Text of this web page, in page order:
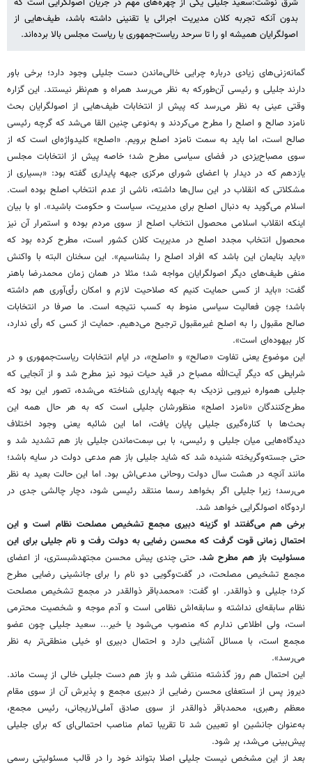
بدون آنکه تجربه کلان مدیریت اجرائی یا تقنینی داشته باشد، طیف‌هایی از
اصولگرایان همیشه او را تا سرحد ریاست‌جمهوری یا ریاست مجلس بالا برده‌اند.
گمانه‌زنی‌های زیادی درباره چرایی خالی‌ماندن دست جلیلی وجود دارد؛ برخی باور
دارند جلیلی و رئیسی آن‌طورکه به نظر می‌رسد همراه و هم‌نظر نیستند. این گزاره
وقتی عینی به نظر می‌رسد که پیش از انتخابات طیف‌هایی از اصولگرایان بحث
نامزد صالح و اصلح را مطرح می‌کردند و به‌نوعی چنین القا می‌شد که گرچه رئیسی
صالح است، اما باید به سمت نامزد اصلح برویم. «اصلح» کلیدواژه‌ای است که از
سوی مصباح‌یزدی در فضای سیاسی مطرح شد؛ خاصه پیش از انتخابات مجلس
یازدهم که در دیدار با اعضای شورای مرکزی جبهه پایداری گفته بود: «بسیاری از
مشکلاتی که انقلاب در این سال‌ها داشته، ناشی از عدم انتخاب اصلح بوده است.
اسلام می‌گوید به دنبال اصلح برای مدیریت، سیاست و حکومت باشید». او با بیان
اینکه انقلاب اسلامی محصول انتخاب اصلح از سوی مردم بوده و استمرار آن نیز
محصول انتخاب مجدد اصلح در مدیریت کلان کشور است، مطرح کرده بود که
«باید بنایمان این باشد که افراد اصلح را بشناسیم». این سخنان البته با واکنش
منفی طیف‌های دیگر اصولگرایان مواجه شد؛ مثلا در همان زمان محمدرضا باهنر
گفت: «باید از کسی حمایت کنیم که صلاحیت لازم و امکان رأی‌آوری هم داشته
باشد؛ چون فعالیت سیاسی منوط به کسب نتیجه است. ما صرفا در انتخابات
صالح مقبول را به اصلح غیرمقبول ترجیح می‌دهیم. حمایت از کسی که رأی ندارد،
کار بیهوده‌ای است».
این موضوع یعنی تفاوت «صالح» و «اصلح»، در ایام انتخابات ریاست‌جمهوری و در
شرایطی که دیگر آیت‌الله مصباح در قید حیات نبود نیز مطرح شد و از آنجایی که
جلیلی همواره نیرویی نزدیک به جبهه پایداری شناخته می‌شده، تصور این بود که
مطرح‌کنندگان «نامزد اصلح» منظورشان جلیلی است که به هر حال همه این
بحث‌ها با کناره‌گیری جلیلی پایان یافت، اما این شائبه یعنی وجود اختلاف
دیدگاه‌هایی میان جلیلی و رئیسی، با بی سِمت‌ماندن جلیلی باز هم تشدید شد و
حتی جسته‌وگریخته شنیده شد که شاید جلیلی باز هم مدعی دولت در سایه باشد؛
مانند آنچه در هشت‌ سال دولت روحانی مدعی‌اش بود. اما این حالت بعید به نظر
می‌رسد؛ زیرا جلیلی اگر بخواهد رسما منتقد رئیسی شود، دچار چالشی جدی در
اردوگاه اصولگرایی خواهد شد.
برخی هم می‌گفتند او گزینه دبیری مجمع تشخیص مصلحت نظام است و این
احتمال زمانی قوت گرفت که محسن رضایی به دولت رفت و نام جلیلی برای این
مسئولیت باز هم مطرح شد. حتی چندی پیش محسن مجتهدشبستری، از اعضای
مجمع تشخیص مصلحت، در گفت‌وگویی دو نام را برای جانشینی رضایی مطرح
کرد؛ جلیلی و ذوالقدر. او گفت: «محمدباقر ذوالقدر در مجمع تشخیص مصلحت
نظام سابقه‌ای نداشته و سابقه‌اش نظامی است و آدم موجه و شخصیت محترمی
است، ولی اطلاعی ندارم که منصوب می‌شود یا خیر... سعید جلیلی چون عضو
مجمع است، با مسائل آشنایی دارد و احتمال دبیری او خیلی منطقی‌تر به‌ نظر
می‌رسد».
این احتمال هم روز گذشته منتفی شد و باز هم دست جلیلی خالی از پست ماند.
دیروز پس از استعفای محسن رضایی از دبیری مجمع و پذیرش آن از سوی مقام
معظم رهبری، محمدباقر ذوالقدر از سوی صادق آملی‌لاریجانی، رئیس مجمع،
به‌عنوان جانشین او تعیین شد تا تقریبا تمام مناصب احتمالی‌ای که برای جلیلی
پیش‌بینی می‌شد، پر شود.
بعد از این مشخص نیست جلیلی اصلا بتواند خود را در قالب مسئولیتی رسمی